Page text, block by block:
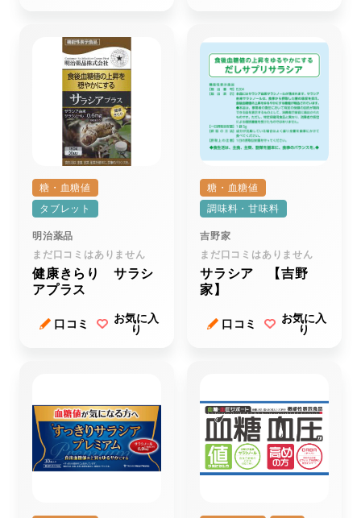
糖・血糖値
タブレット
明治薬品
まだ口コミはありません
健康きらり サラシ
アプラス
口コミ
お気に入
り
糖・血糖値
調味料・甘味料
吉野家
まだ口コミはありません
サラシア 【吉野
家】
口コミ
お気に入
り